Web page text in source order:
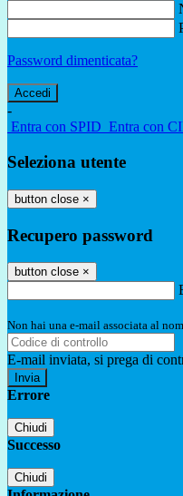
Password dimenticata?
-
Entra con SPID Entra con
Seleziona utente
button close ×
Recupero password
button close ×
Non hai una e-mail associata al
E-mail inviata, si prega di
Errore
Chiudi
Successo
Chiudi